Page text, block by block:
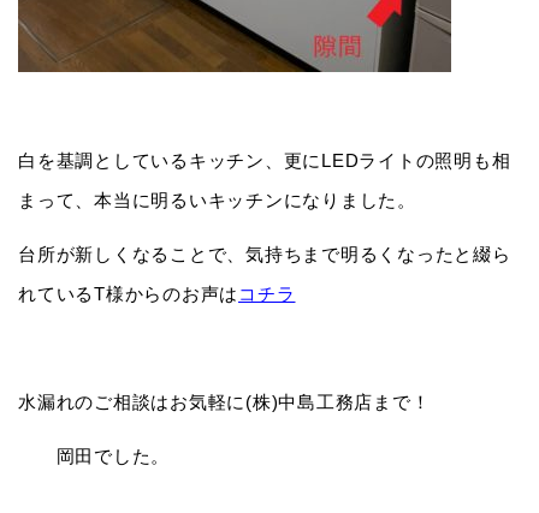
白を基調としているキッチン、更にLEDライトの照明も相
まって、本当に明るいキッチンになりました。
台所が新しくなることで、気持ちまで明るくなったと綴ら
れているT様からのお声は コチラ
水漏れのご相談はお気軽に(株)中島工務店まで！
岡田でした。